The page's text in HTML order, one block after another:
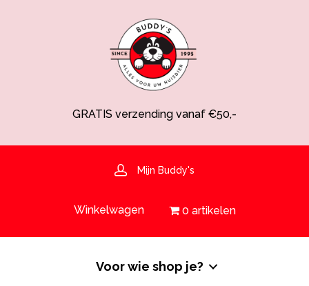
GRATIS verzending vanaf €50,-
Spaarsysteem voor korting!
GRATIS bezorging in de regio
Mijn Buddy's
Winkelwagen 0 artikelen
Voor wie shop je?